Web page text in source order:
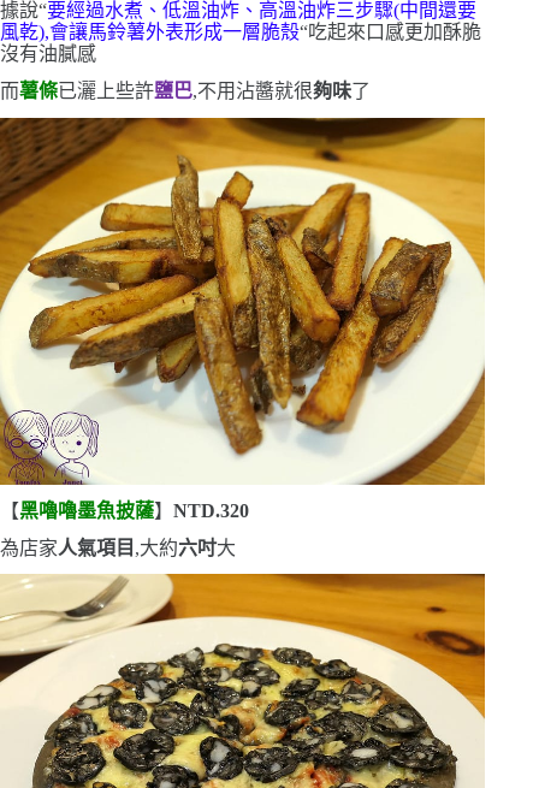
據說“要經過水煮、低溫油炸、高溫油炸三步驟(中間還要
風乾),會讓馬鈴薯外表形成一層脆殼“吃起來口感更加酥脆
沒有油膩感
而薯條已灑上些許鹽巴,不用沾醬就很夠味了
【黑嚕嚕墨魚披薩】 NTD.320
為店家人氣項目 ,大約六吋大